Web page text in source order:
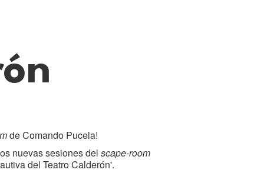
de Comando Pucela!
nuevas sesiones del scape-room
del Teatro Calderón'.